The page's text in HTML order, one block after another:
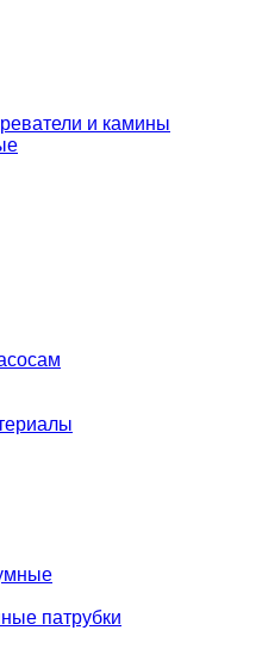
и камины
патрубки